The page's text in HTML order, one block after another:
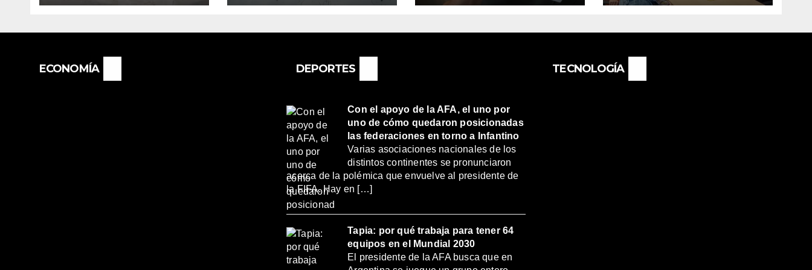
PRODUCCIÓN DE LA
EXTREMOS:
2% DE AUMENTO
DEL E.E.S. N° 82
ECONOMÍA DEPORTES
Con el apoyo de la AFA, el uno por
uno de cómo quedaron posicionadas
las federaciones en torno a Infantino
Varias asociaciones nacionales de los
distintos continentes se pronunciaron
acerca de la polémica que envuelve al presidente de
la FIFA. Hay en […]
Tapia: por qué trabaja para tener 64
equipos en el Mundial 2030
El presidente de la AFA busca que en
TECNOLOGÍA